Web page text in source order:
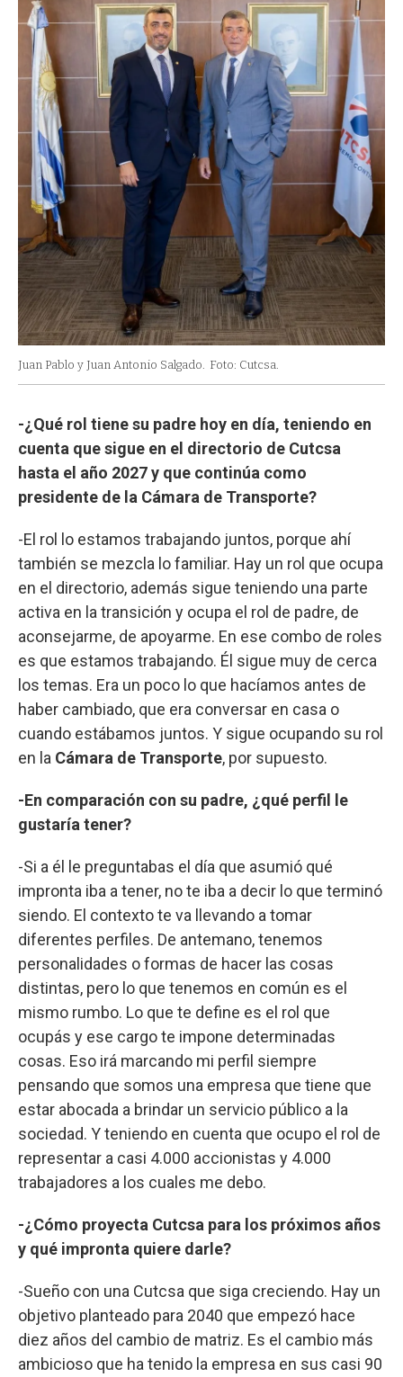
Juan Pablo y Juan Antonio Salgado. Foto: Cutcsa.
-¿Qué rol tiene su padre hoy en día, teniendo en
cuenta que sigue en el directorio de Cutcsa
hasta el año 2027 y que continúa como
presidente de la Cámara de Transporte?
-El rol lo estamos trabajando juntos, porque ahí
también se mezcla lo familiar. Hay un rol que ocupa
en el directorio, además sigue teniendo una parte
activa en la transición y ocupa el rol de padre, de
aconsejarme, de apoyarme. En ese combo de roles
es que estamos trabajando. Él sigue muy de cerca
los temas. Era un poco lo que hacíamos antes de
haber cambiado, que era conversar en casa o
cuando estábamos juntos. Y sigue ocupando su rol
en la Cámara de Transporte, por supuesto.
-En comparación con su padre, ¿qué perfil le
gustaría tener?
-Si a él le preguntabas el día que asumió qué
impronta iba a tener, no te iba a decir lo que terminó
siendo. El contexto te va llevando a tomar
diferentes perfiles. De antemano, tenemos
personalidades o formas de hacer las cosas
distintas, pero lo que tenemos en común es el
mismo rumbo. Lo que te define es el rol que
ocupás y ese cargo te impone determinadas
cosas. Eso irá marcando mi perfil siempre
pensando que somos una empresa que tiene que
estar abocada a brindar un servicio público a la
sociedad. Y teniendo en cuenta que ocupo el rol de
representar a casi 4.000 accionistas y 4.000
trabajadores a los cuales me debo.
-¿Cómo proyecta Cutcsa para los próximos años
y qué impronta quiere darle?
-Sueño con una Cutcsa que siga creciendo. Hay un
objetivo planteado para 2040 que empezó hace
diez años del cambio de matriz. Es el cambio más
ambicioso que ha tenido la empresa en sus casi 90